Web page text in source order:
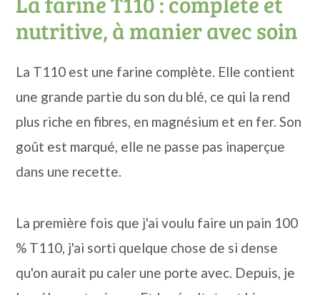
nutritive, à manier avec soin
La T110 est une farine complète. Elle contient
une grande partie du son du blé, ce qui la rend
plus riche en fibres, en magnésium et en fer. Son
goût est marqué, elle ne passe pas inaperçue
dans une recette.
La première fois que j'ai voulu faire un pain 100
% T110, j'ai sorti quelque chose de si dense
qu'on aurait pu caler une porte avec. Depuis, je